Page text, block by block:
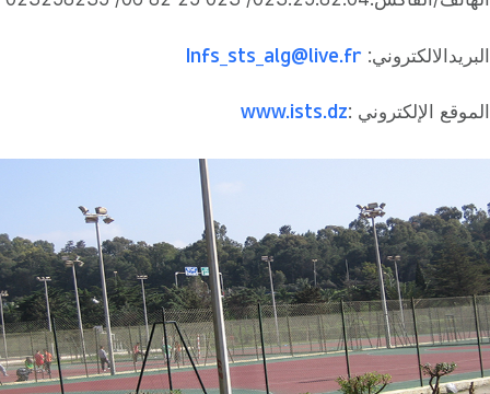
البريدالالكتروني: Infs_sts_alg@live.fr
الموقع الإلكتروني :www.ists.dz